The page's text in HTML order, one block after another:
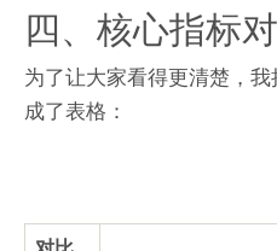
四、核心指标
为了让大家看得更清楚，
成了表格：